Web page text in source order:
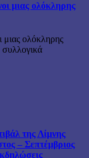
μιας ολόκληρης
μιας ολόκληρης
συλλογικά
της Λίμνης
– Σεπτέμβριος